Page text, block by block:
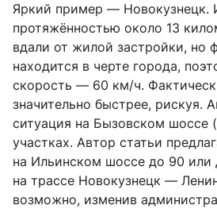
Яркий пример — Новокузнецк.
протяжённостью около 13
вдали от жилой застройки, но
находится в черте города,
скорость — 60 км/ч.
значительно быстрее, рискуя.
ситуация на Бызовском шоссе
участках. Автор статьи
на Ильинском шоссе до 90 или
на трассе Новокузнецк —
возможно, изменив